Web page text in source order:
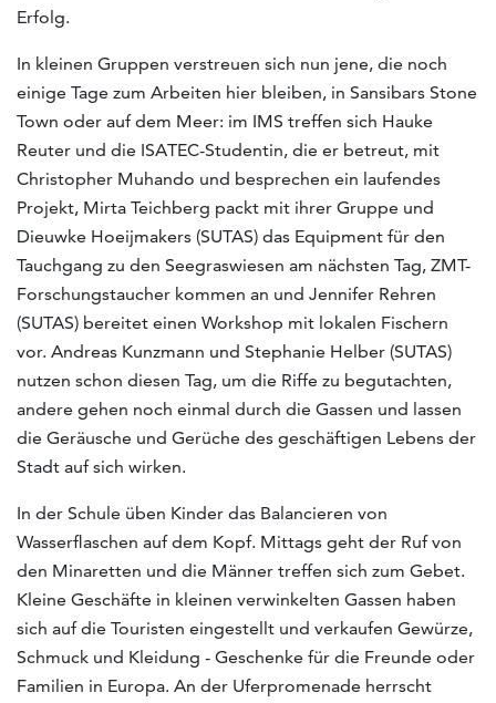
Erfolg.
In kleinen Gruppen verstreuen sich nun jene, die noch
einige Tage zum Arbeiten hier bleiben, in Sansibars Stone
Town oder auf dem Meer: im IMS treffen sich Hauke
Reuter und die ISATEC-Studentin, die er betreut, mit
Christopher Muhando und besprechen ein laufendes
Projekt, Mirta Teichberg packt mit ihrer Gruppe und
Dieuwke Hoeijmakers (SUTAS) das Equipment für den
Tauchgang zu den Seegraswiesen am nächsten Tag, ZMT-
Forschungstaucher kommen an und Jennifer Rehren
(SUTAS) bereitet einen Workshop mit lokalen Fischern
vor. Andreas Kunzmann und Stephanie Helber (SUTAS)
nutzen schon diesen Tag, um die Riffe zu begutachten,
andere gehen noch einmal durch die Gassen und lassen
die Geräusche und Gerüche des geschäftigen Lebens der
Stadt auf sich wirken.
In der Schule üben Kinder das Balancieren von
Wasserflaschen auf dem Kopf. Mittags geht der Ruf von
den Minaretten und die Männer treffen sich zum Gebet.
Kleine Geschäfte in kleinen verwinkelten Gassen haben
sich auf die Touristen eingestellt und verkaufen Gewürze,
Schmuck und Kleidung - Geschenke für die Freunde oder
Familien in Europa. An der Uferpromenade herrscht